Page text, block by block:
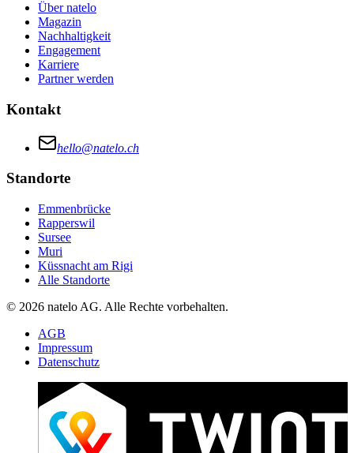
Über natelo
Magazin
Nachhaltigkeit
Engagement
Karriere
Partner werden
Kontakt
hello@natelo.ch
Standorte
Emmenbrücke
Rapperswil
Sursee
Muri
Küssnacht am Rigi
Alle Standorte
© 2026 natelo AG. Alle Rechte vorbehalten.
AGB
Impressum
Datenschutz